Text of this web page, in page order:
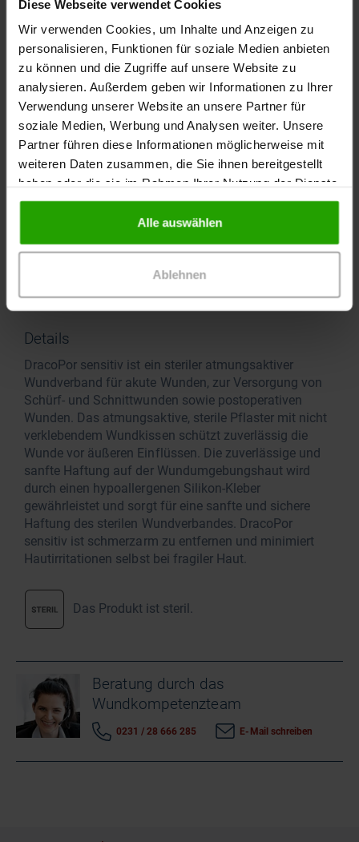
Diese Webseite verwendet Cookies
Wir verwenden Cookies, um Inhalte und Anzeigen zu
personalisieren, Funktionen für soziale Medien anbieten
zu können und die Zugriffe auf unsere Website zu
analysieren. Außerdem geben wir Informationen zu Ihrer
Verwendung unserer Website an unsere Partner für
soziale Medien, Werbung und Analysen weiter. Unsere
Partner führen diese Informationen möglicherweise mit
weiteren Daten zusammen, die Sie ihnen bereitgestellt
haben oder die sie im Rahmen Ihrer Nutzung der Dienste
gesammelt haben.
Alle auswählen
Ablehnen
Wundheilungsphase
Exsudationsphase, Granulationsphase,
Epithelisierungsphase
Exsudation
schwache bis mäßige
Kleber
hypoallergener Silikon-Kleber
hydroverfestigtes Polyester, weiß, ungebleicht
Details
DracoPor sensitiv ist ein steriler atmungsaktiver
Wundverband für akute Wunden, zur Versorgung von
Schürf- und Schnittwunden sowie postoperativen
Wunden. Das atmungsaktive, sterile Pflaster mit nicht
verklebendem Wundkissen schützt zuverlässig die
Wunde vor äußeren Einflüssen. Die zuverlässige und
sanfte Haftung auf der Wundumgebungshaut wird
durch einen hypoallergenen Silikon-Kleber
gewährleistet und sorgt für eine sanfte und sichere
Haftung des sterilen Wundverbandes. DracoPor
sensitiv ist schmerzarm zu entfernen und minimiert
Hautirritationen selbst bei fragiler Haut.
Das Produkt ist steril.
Beratung durch das
Wundkompetenzteam
0231 / 28 666 285 E-Mail schreiben